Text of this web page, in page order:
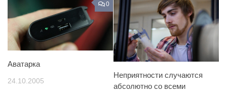
0
Аватарка
24.10.2005
Неприятности случаются
абсолютно со всеми